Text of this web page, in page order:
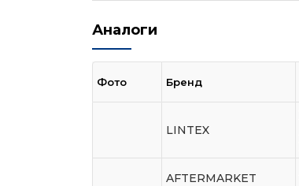
Аналоги
Фото Бренд
LINTEX
AFTERMARKET